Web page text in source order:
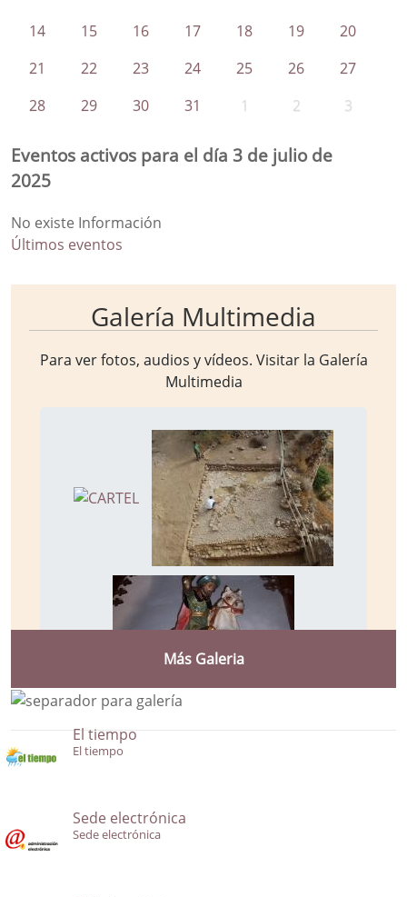
14
15 16 17 18 19
20
21
22 23 24 25 26
27
28
29 30 31 1 2 3
Eventos activos para el día 3 de julio de
2025
No existe Información
Últimos eventos
Galería Multimedia
Para ver fotos, audios y vídeos. Visitar la Galería
Multimedia
Más Galeria
El tiempo
El tiempo
Sede electrónica
Sede electrónica